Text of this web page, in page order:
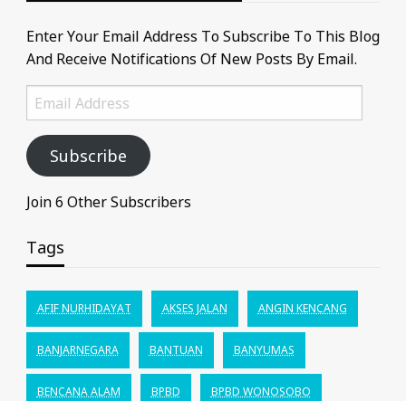
Enter Your Email Address To Subscribe To This Blog
And Receive Notifications Of New Posts By Email.
Email
Address
Subscribe
Join 6 Other Subscribers
Tags
AFIF NURHIDAYAT AKSES JALAN ANGIN KENCANG
BANJARNEGARA BANTUAN BANYUMAS
BENCANA ALAM BPBD BPBD WONOSOBO